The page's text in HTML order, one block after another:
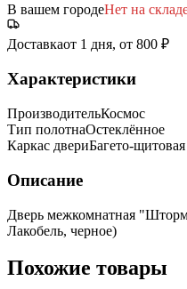
В вашем городеНет на
Доставкаот 1 дня, от 800 ₽
Характеристики
ПроизводительКосмос
Тип полотнаОстеклённое
Каркас двериБагето-щитовая
Описание
Дверь межкомнатная
Лакобель, черное)
Похожие товары